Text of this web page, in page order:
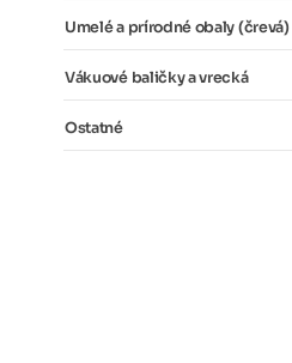
Umelé a prírodné obaly (črevá)
Vákuové baličky a vrecká
Ostatné